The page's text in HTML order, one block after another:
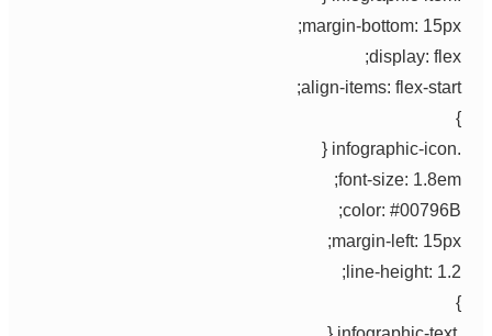
margin-bottom:
display:
align-items: flex-
font-size:
color:
margin-left:
line-height: